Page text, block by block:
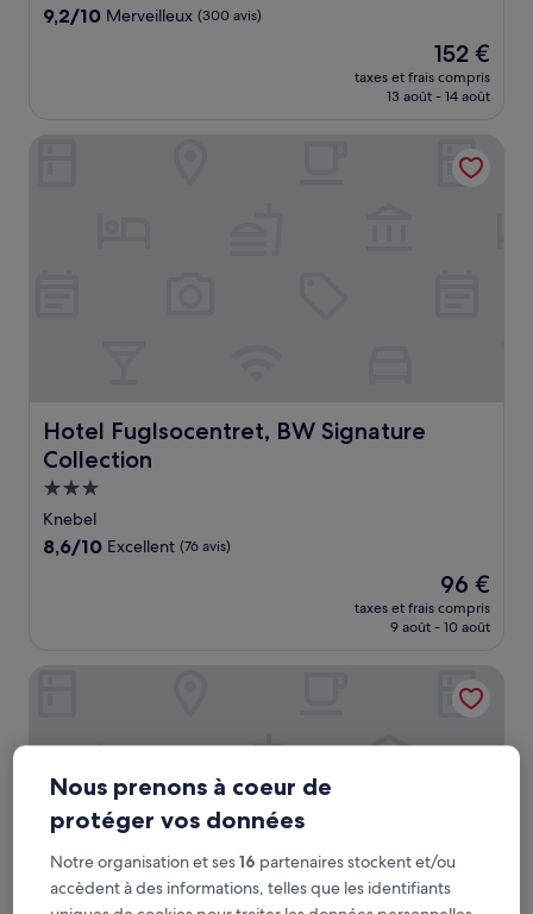
9.2
9,2/10 Merveilleux (300 avis)
Le
nouveau
prix
de
152 €
152 €
taxes et frais compris
13 août - 14 août
Hotel Fuglsocentret, BW Signature
Collection
Hotel Fuglsocentret, BW Signature Collection
Hébergement
3.0 étoiles
Knebel
8.6
8,6/10 Excellent (76 avis)
Le
nouveau
prix
de
96 €
96 €
taxes et frais compris
9 août - 10 août
Nous prenons à coeur de
protéger vos données
Notre organisation et ses16 partenaires stockent et/ou
accèdent à des informations, telles que les identifiants